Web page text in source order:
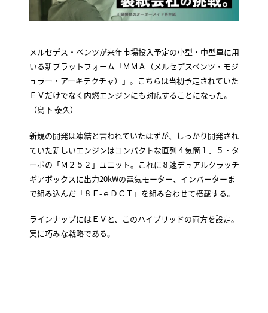
メルセデス・ベンツが来年市場投入予定の小型・中型車に用
いる新プラットフォーム「ＭＭＡ（メルセデスベンツ・モジ
ュラー・アーキテクチャ）」。こちらは当初予定されていた
ＥＶだけでなく内燃エンジンにも対応することになった。
（島下 泰久）
新規の開発は凍結と言われていたはずが、しっかり開発され
ていた新しいエンジンはコンパクトな直列４気筒１．５・タ
ーボの「Ｍ２５２」ユニット。これに８速デュアルクラッチ
ギアボックスに出力20kWの電気モーター、インバーターま
で組み込んだ「８Ｆ-ｅＤＣＴ」を組み合わせて搭載する。
ラインナップにはＥＶと、このハイブリッドの両方を設定。
実に巧みな戦略である。